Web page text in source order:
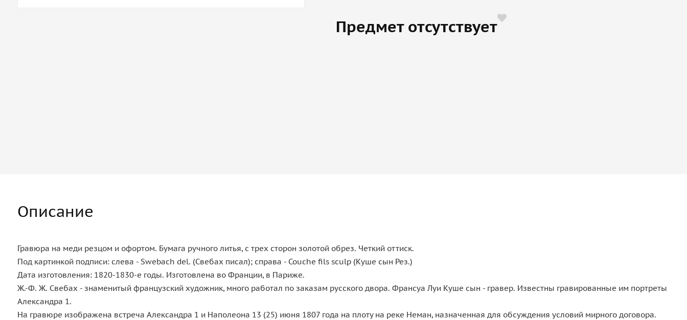
Предмет отсутствует
Описание
Гравюра на меди резцом и офортом. Бумага ручного литья, с трех сторон золотой обрез. Четкий оттиск.
Под картинкой подписи: слева - Swebach del. (Свебах писал); справа - Couche fils sculp (Куше сын Рез.)
Дата изготовления: 1820-1830-е годы. Изготовлена во Франции, в Париже.
Ж.-Ф. Ж. Свебах - знаменитый французский художник, много работал по заказам русского двора. Франсуа Луи Куше сын - гравер. Известны гравированные им портреты
Александра 1.
На гравюре изображена встреча Александра 1 и Наполеона 13 (25) июня 1807 года на плоту на реке Неман, назначенная для обсуждения условий мирного договора.